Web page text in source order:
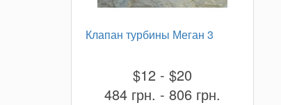
Клапан турбины Меган 3
$12 - $20
484 грн. - 806 грн.